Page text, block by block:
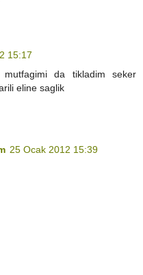
15:17
da tikladim seker
eline saglik
25 Ocak 2012 15:39